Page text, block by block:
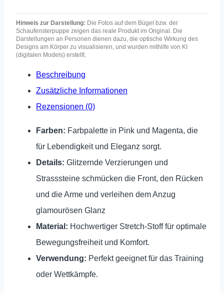
Hinweis zur Darstellung: Die Fotos auf dem Bügel bzw. der
Schaufensterpuppe zeigen das reale Produkt im Original. Die
Darstellungen an Personen dienen dazu, die optische Wirkung des
Designs am Körper zu visualisieren, und wurden mithilfe von KI
(digitalen Models) erstellt.
Beschreibung
Zusätzliche Informationen
Rezensionen (0)
Farben: Farbpalette in Pink und Magenta, die
für Lebendigkeit und Eleganz sorgt.
Details: Glitzernde Verzierungen und
Strasssteine schmücken die Front, den Rücken
und die Arme und verleihen dem Anzug
glamourösen Glanz
Material: Hochwertiger Stretch-Stoff für optimale
Bewegungsfreiheit und Komfort.
Verwendung: Perfekt geeignet für das Training
oder Wettkämpfe.